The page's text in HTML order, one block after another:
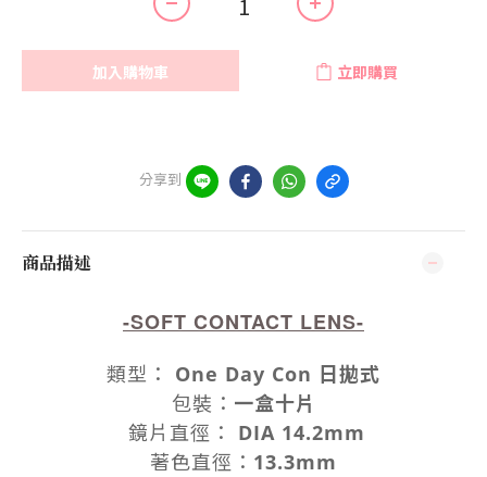
加入購物車 立即購買
分享到
商品描述
-SOFT CONTACT LENS-
類型 ：
One Day Con 日拋式
包裝 ： 一盒十片
鏡片 直徑 ： DIA 14.2mm
著色直徑 ： 13.3mm